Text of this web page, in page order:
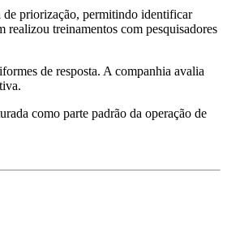
de priorização, permitindo identificar
realizou treinamentos com pesquisadores
de resposta. A companhia avalia
como parte padrão da operação de